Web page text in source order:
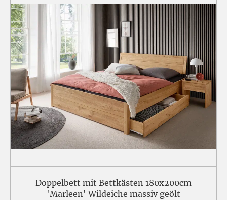
Doppelbett mit Bettkästen 180x200cm
'Marleen' Wildeiche massiv geölt